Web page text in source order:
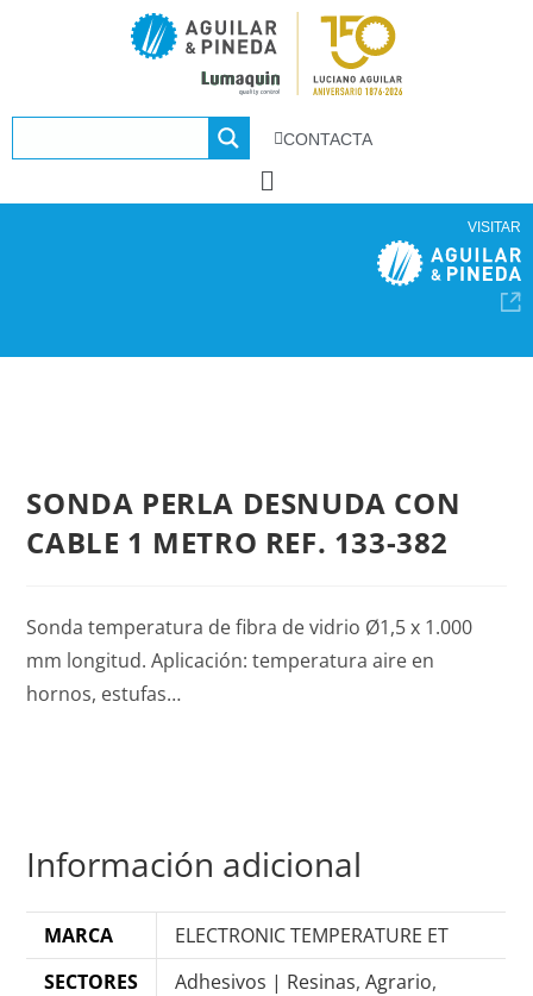
CONTACTA
VISITAR
SONDA PERLA DESNUDA CON
CABLE 1 METRO REF. 133-382
Sonda temperatura de fibra de vidrio Ø1,5 x 1.000
mm longitud. Aplicación: temperatura aire en
hornos, estufas…
Información adicional
MARCA
ELECTRONIC TEMPERATURE ET
SECTORES
Adhesivos | Resinas,Agrario,